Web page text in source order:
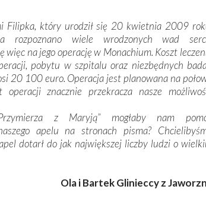
Filipka, który urodził się 20 kwietnia 2009
rozpoznano wiele wrodzonych wad
więc na jego operację w Monachium. Koszt
pobytu w szpitalu oraz niezbędnych
20 100 euro. Operacja jest planowana na
znacznie przekracza nasze
z Maryją” mogłaby nam
apelu na stronach pisma?
dotarł do jak największej liczby ludzi o
Ola i Bartek Glinieccy z